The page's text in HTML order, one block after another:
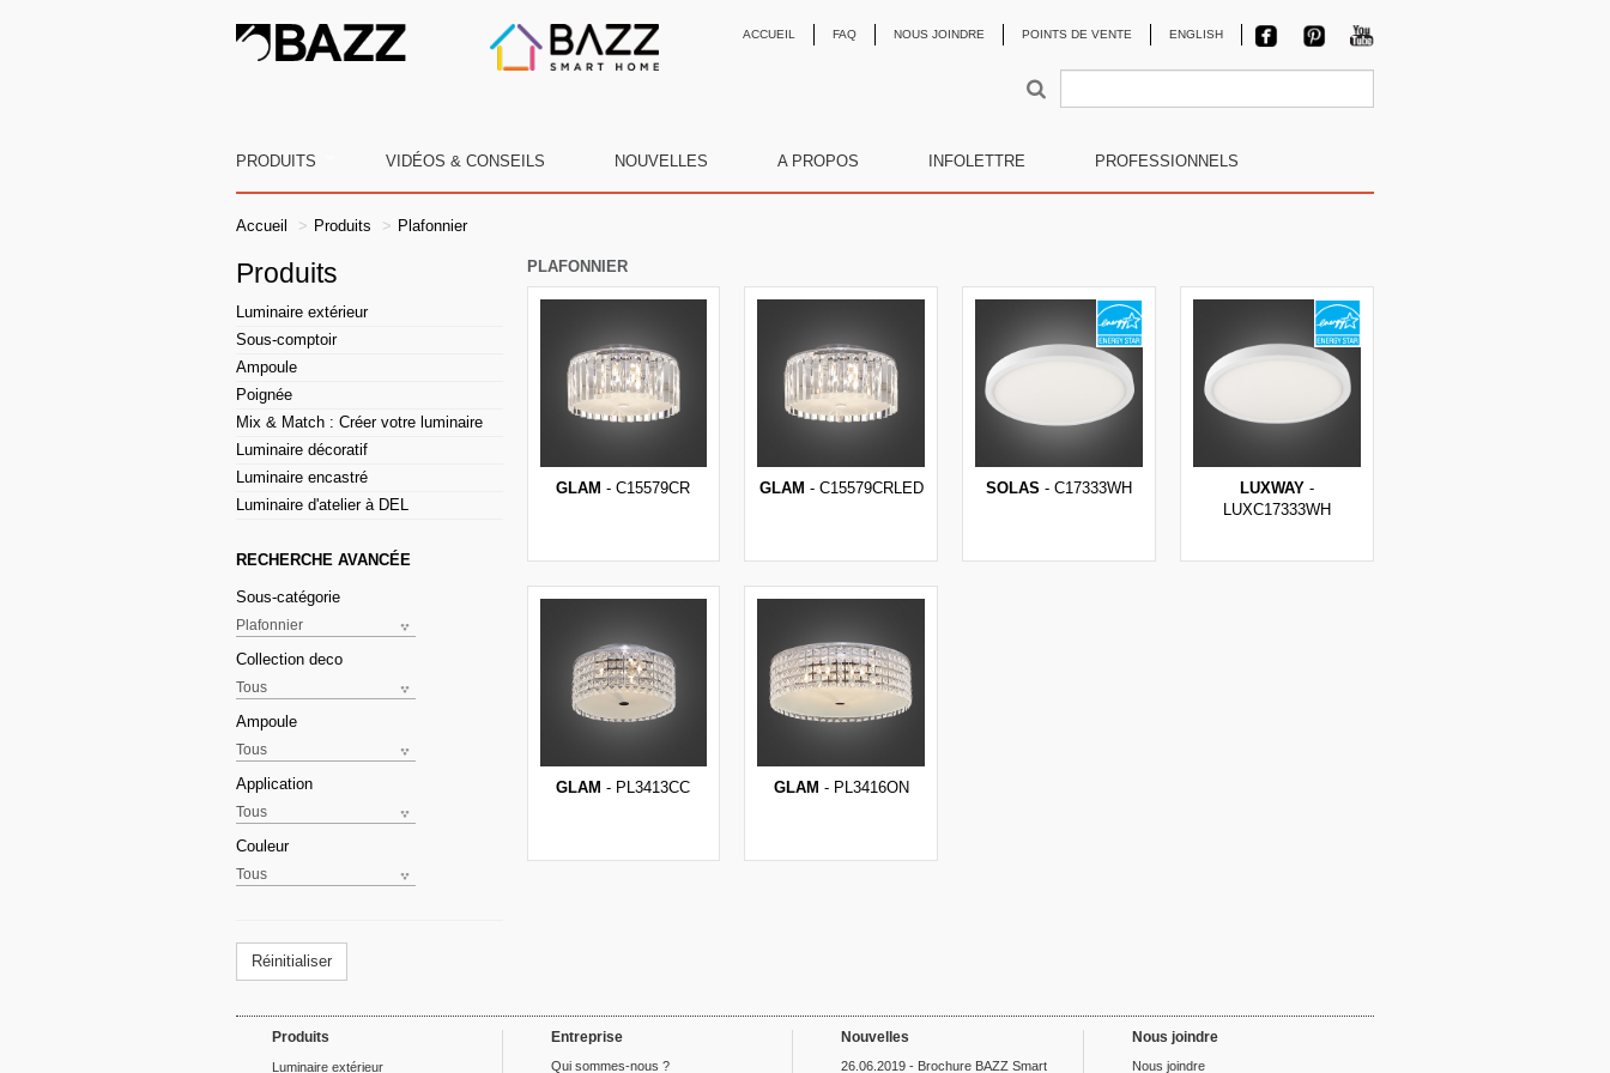
ACCUEIL FAQ NOUS JOINDRE POINTS DE VENTE ENGLISH
PRODUITS VIDÉOS & CONSEILS NOUVELLES A PROPOS INFOLETTRE PROFESSIONNELS
Accueil Produits Plafonnier
Produits
Luminaire extérieur
Sous-comptoir
Ampoule
Poignée
Mix & Match : Créer votre luminaire
Luminaire décoratif
Luminaire encastré
Luminaire d'atelier à DEL
RECHERCHE AVANCÉE
Sous-catégorie
Collection deco
Ampoule
Application
Couleur
Réinitialiser
PLAFONNIER
GLAM- C15579CR GLAM - C15579CRLED SOLAS- C17333WH LUXWAY-
LUXC17333WH
GLAM- PL3413CC GLAM - PL3416ON
Produits
Luminaire extérieur
Entreprise
Qui sommes-nous ?
Nouvelles
26.06.2019 - Brochure BAZZ Smart
Nous joindre
Nous joindre